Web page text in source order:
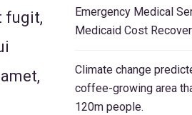
fugit,
Emergency Medical
Medicaid Cost
Climate change
coffee-growing area
120m people.